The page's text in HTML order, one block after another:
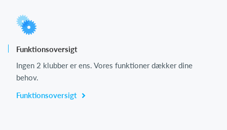
Funktionsoversigt
Ingen 2 klubber er ens. Vores funktioner dækker dine
behov.
Funktionsoversigt